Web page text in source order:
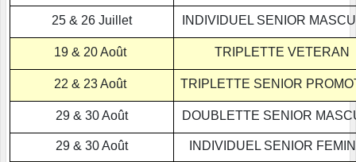
25 & 26 Juillet INDIVIDUEL SENIOR
19 & 20 Août TRIPLETTE VETERAN
22 & 23 Août TRIPLETTE SENIOR
29 & 30 Août DOUBLETTE SENIOR
29 & 30 Août INDIVIDUEL SENIOR